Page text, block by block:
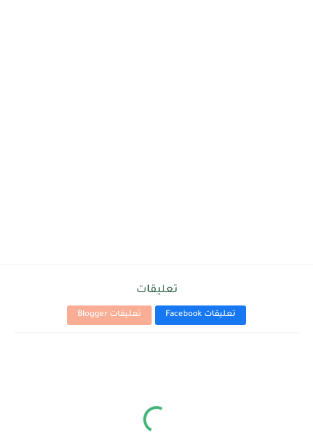
تعليقات
تعليقات Facebook تعليقات Blogger